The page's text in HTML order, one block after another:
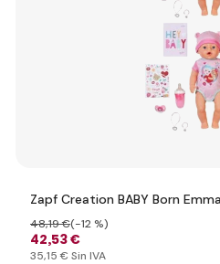
Zapf Creation BABY Born Emma
42,53 €
48,19 €(-12 %)
35,15 € Sin IVA